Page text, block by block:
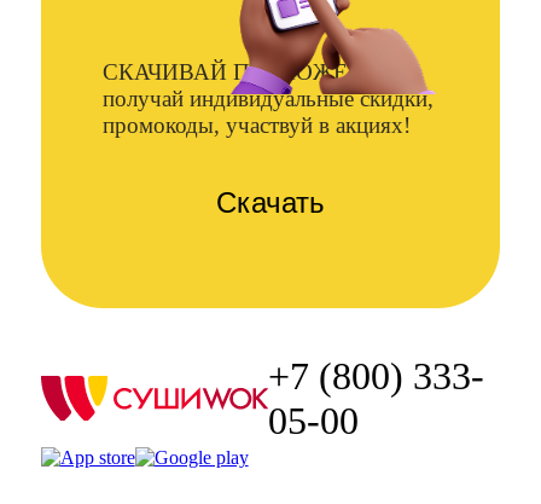
СКАЧИВАЙ ПРИЛОЖЕНИЕ и
получай индивидуальные скидки,
промокоды, участвуй в акциях!
Скачать
+7 (800) 333-
05-00